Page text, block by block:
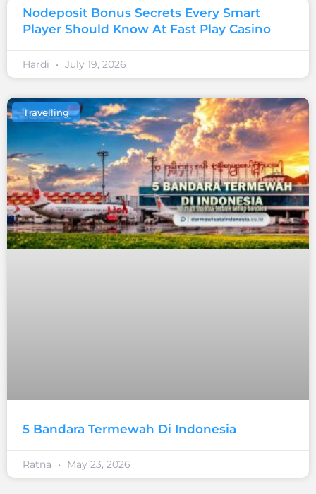
Nodeposit Bonus Secrets Every Smart
Player Should Know At Fast Play Casino
Hardi July 19, 2026
Travelling
5 Bandara Termewah Di Indonesia
Ratna May 23, 2026